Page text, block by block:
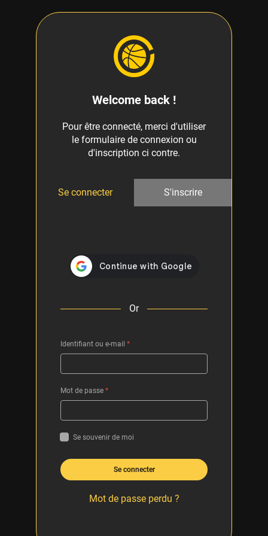
Welcome back !
Pour être connecté, merci d'utiliser
le formulaire de connexion ou
d'inscription ci contre.
Se connecter S'inscrire
Or
Identifiant ou e-mail *
Mot de passe *
Se souvenir de moi
Se connecter
Mot de passe perdu ?